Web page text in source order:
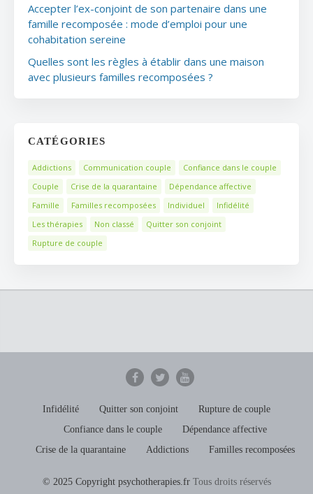
Accepter l’ex-conjoint de son partenaire dans une
famille recomposée : mode d’emploi pour une
cohabitation sereine
Quelles sont les règles à établir dans une maison
avec plusieurs familles recomposées ?
CATÉGORIES
Addictions Communication couple
Confiance dans le couple
Couple
Crise de la quarantaine
Dépendance affective
Famille
Familles recomposées Individuel
Infidélité
Les thérapies
Non classé
Quitter son conjoint
Rupture de couple
Infidélité Quitter son conjoint
Rupture de couple
Confiance dans le couple
Dépendance affective
Crise de la quarantaine
Addictions Familles recomposées
© 2025 Copyright psychotherapies.frTous droits réservés